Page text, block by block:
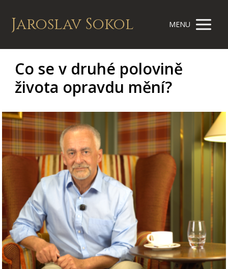
Jaroslav Sokol MENU
Co se v druhé polovině
života opravdu mění?